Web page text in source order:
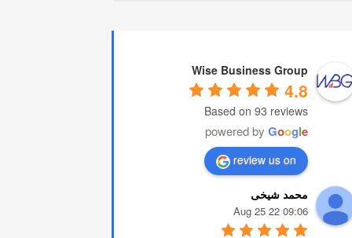
Wise Business Group
4.8
Based on 93 reviews
powered by Google
review us on
محمد شیخی
09:06 22 Aug 25